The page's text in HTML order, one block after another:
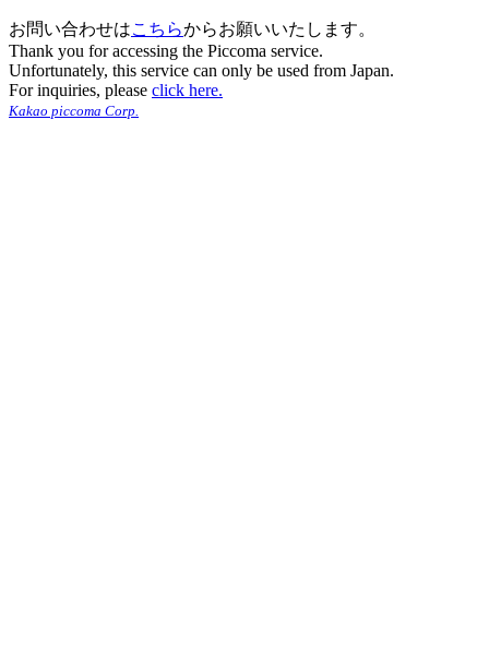
お問い合わせはこちらからお願いいたします。
Thank you for accessing the Piccoma service.
Unfortunately, this service can only be used from Japan.
For inquiries, please click here.
Kakao piccoma Corp.